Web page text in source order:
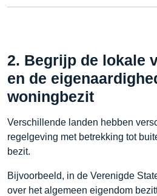
2. Begrijp de lokale
en de
woningbezit
Verschillende landen hebben
regelgeving met betrekking tot
bezit.
Bijvoorbeeld, in de Verenigde
over het algemeen eigendom